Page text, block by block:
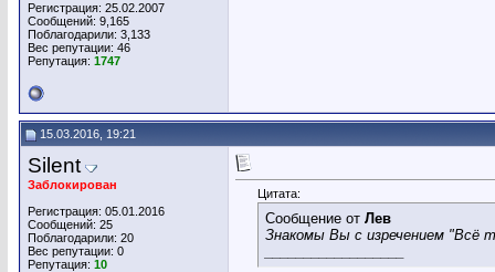
Регистрация: 25.02.2007
Сообщений: 9,165
Поблагодарили: 3,133
Вес репутации: 46
Репутация: 1747
15.03.2016, 19:21
Silent
Заблокирован
Регистрация: 05.01.2016
Сообщений: 25
Поблагодарили: 20
Вес репутации: 0
Репутация: 10
Цитата:
Сообщение от Лев
Знакомы Вы с изречением "Всё